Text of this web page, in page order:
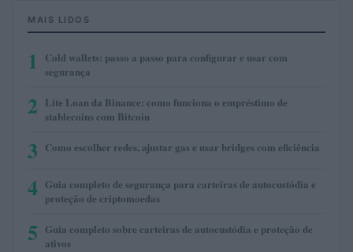
MAIS LIDOS
1
Cold wallets: passo a passo para configurar e usar com
segurança
2 Lite Loan da Binance: como funciona o empréstimo de
stablecoins com Bitcoin
3 Como escolher redes, ajustar gas e usar bridges com eficiência
4 Guia completo de segurança para carteiras de autocustódia e
proteção de criptomoedas
5 Guia completo sobre carteiras de autocustódia e proteção de
ativos